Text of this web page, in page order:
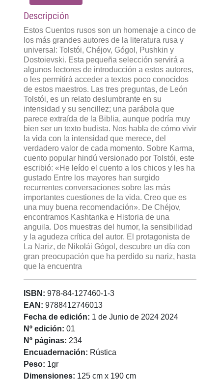
Descripción
Estos Cuentos rusos son un homenaje a cinco de
los más grandes autores de la literatura rusa y
universal: Tolstói, Chéjov, Gógol, Pushkin y
Dostoievski. Esta pequeña selección servirá a
algunos lectores de introducción a estos autores,
o les permitirá acceder a textos poco conocidos
de estos maestros. Las tres preguntas, de León
Tolstói, es un relato deslumbrante en su
intensidad y su sencillez; una parábola que
parece extraída de la Biblia, aunque podría muy
bien ser un texto budista. Nos habla de cómo vivir
la vida con la intensidad que merece, del
verdadero valor de cada momento. Sobre Karma,
cuento popular hindú versionado por Tolstói, este
escribió: «He leído el cuento a los chicos y les ha
gustado Entre los mayores han surgido
recurrentes conversaciones sobre las más
importantes cuestiones de la vida. Creo que es
una muy buena recomendación». De Chéjov,
encontramos Kashtanka e Historia de una
anguila. Dos muestras del humor, la sensibilidad
y la agudeza crítica del autor. El protagonista de
La Nariz, de Nikolái Gógol, descubre un día con
gran preocupación que ha perdido su nariz, hasta
que la encuentra
ISBN: 978-84-127460-1-3
EAN: 9788412746013
Fecha de edición: 1 de Junio de 2024 2024
Nº edición: 01
Nº páginas: 234
Encuadernación: Rústica
Peso: 1gr
Dimensiones: 125 cm x 190 cm